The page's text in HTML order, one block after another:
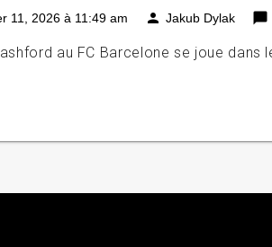
11, 2026 à 11:49 am person Jakub Dylak chat_bubble
au FC Barcelone se joue